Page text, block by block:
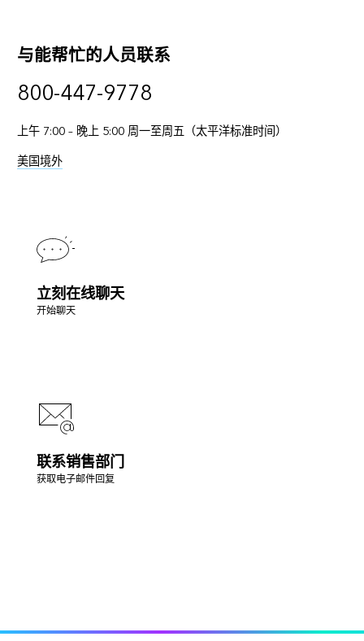
与能帮忙的人员联系
800-447-9778
上午 7:00 – 晚上 5:00 周一至周五（太平洋标准时间）
美国境外
立刻在线聊天
开始聊天
联系销售部门
获取电子邮件回复